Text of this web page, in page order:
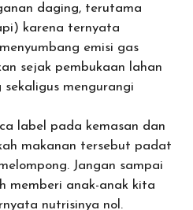
daging, terutama
karena ternyata
emisi gas
sejak pembukaan lahan
mengurangi
label pada kemasan dan
makanan tersebut padat
Jangan sampai
memberi anak-anak kita
nutrisinya nol.